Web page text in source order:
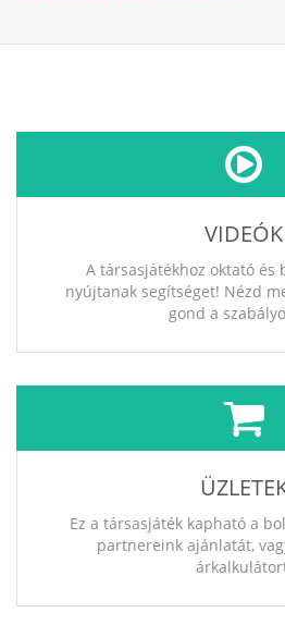
VIDEÓK
A társasjátékhoz oktató és
nyújtanak segítséget! Nézd
gond a
Ez a társasjáték kapható a
partnereink ajánlatát,